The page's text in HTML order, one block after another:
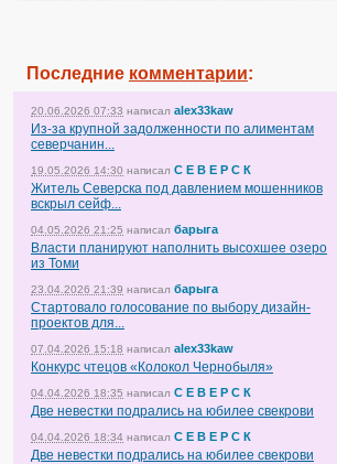
Последние комментарии:
20.06.2026 07:33 написал alex33kaw
Из-за крупной задолженности по алиментам
северчанин...
19.05.2026 14:30 написал С Е В Е Р С К
Житель Северска под давлением мошенников
вскрыл сейф...
04.05.2026 21:25 написал барыга
Власти планируют наполнить высохшее озеро
из Томи
23.04.2026 21:39 написал барыга
Стартовало голосование по выбору дизайн-
проектов для...
07.04.2026 15:18 написал alex33kaw
Конкурс чтецов «Колокол Чернобыля»
04.04.2026 18:35 написал С Е В Е Р С К
Две невестки подрались на юбилее свекрови
04.04.2026 18:34 написал С Е В Е Р С К
Две невестки подрались на юбилее свекрови